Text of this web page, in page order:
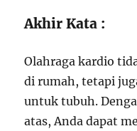
Akhir Kata :
Olahraga kardio
di rumah, tetapi
untuk tubuh.
atas, Anda dapat